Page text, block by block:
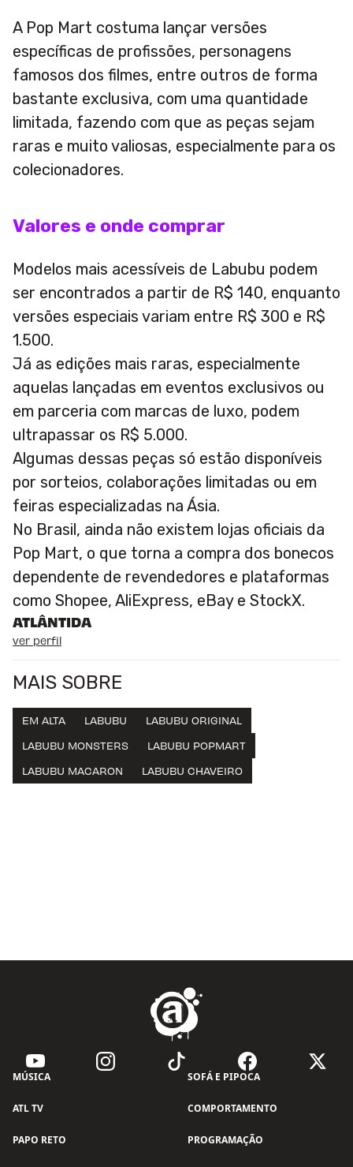
A Pop Mart costuma lançar versões
específicas de profissões, personagens
famosos dos filmes, entre outros de forma
bastante exclusiva, com uma quantidade
limitada, fazendo com que as peças sejam
raras e muito valiosas, especialmente para os
colecionadores.
Valores e onde comprar
Modelos mais acessíveis de Labubu podem
ser encontrados a partir de R$ 140, enquanto
versões especiais variam entre R$ 300 e R$
1.500.
Já as edições mais raras, especialmente
aquelas lançadas em eventos exclusivos ou
em parceria com marcas de luxo, podem
ultrapassar os R$ 5.000.
Algumas dessas peças só estão disponíveis
por sorteios, colaborações limitadas ou em
feiras especializadas na Ásia.
No Brasil, ainda não existem lojas oficiais da
Pop Mart, o que torna a compra dos bonecos
dependente de revendedores e plataformas
como Shopee, AliExpress, eBay e StockX.
ATLÂNTIDA
ver perfil
MAIS SOBRE
EM ALTA LABUBU
LABUBU ORIGINAL
LABUBU MONSTERS
LABUBU POPMART
LABUBU MACARON
LABUBU CHAVEIRO
MÚSICA SOFÁ E PIPOCA
ATL TV COMPORTAMENTO
PAPO RETO PROGRAMAÇÃO